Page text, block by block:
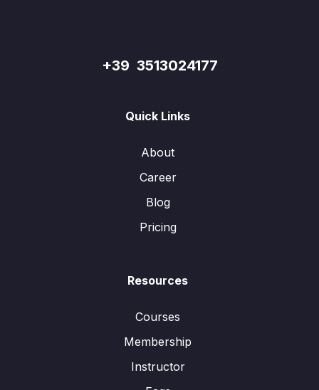
+39 3513024177
Quick Links
About
Career
Blog
Pricing
Resources
Courses
Membership
Instructor